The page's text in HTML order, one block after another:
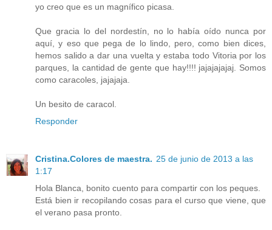
yo creo que es un magnífico picasa.
Que gracia lo del nordestín, no lo había oído nunca por
aquí, y eso que pega de lo lindo, pero, como bien dices,
hemos salido a dar una vuelta y estaba todo Vitoria por los
parques, la cantidad de gente que hay!!!! jajajajajaj. Somos
como caracoles, jajajaja.
Un besito de caracol.
Responder
Cristina.Colores de maestra. 25 de junio de 2013 a las
1:17
Hola Blanca, bonito cuento para compartir con los peques.
Está bien ir recopilando cosas para el curso que viene, que
el verano pasa pronto.